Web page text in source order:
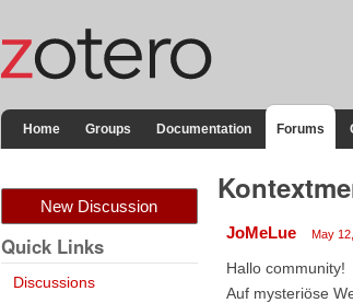
Home Groups Documentation Forums
New Discussion
Quick Links
Discussions
JoMeLue May
Hallo community!
Auf mysteriöse